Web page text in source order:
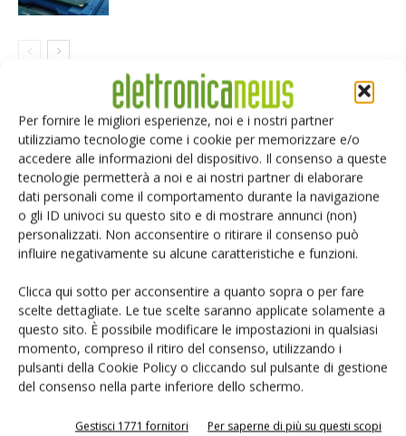
Per fornire le migliori esperienze, noi e i nostri partner
utilizziamo tecnologie come i cookie per memorizzare e/o
accedere alle informazioni del dispositivo. Il consenso a queste
tecnologie permetterà a noi e ai nostri partner di elaborare
dati personali come il comportamento durante la navigazione
o gli ID univoci su questo sito e di mostrare annunci (non)
personalizzati. Non acconsentire o ritirare il consenso può
influire negativamente su alcune caratteristiche e funzioni.
Clicca qui sotto per acconsentire a quanto sopra o per fare
scelte dettagliate. Le tue scelte saranno applicate solamente a
questo sito. È possibile modificare le impostazioni in qualsiasi
momento, compreso il ritiro del consenso, utilizzando i
pulsanti della Cookie Policy o cliccando sul pulsante di gestione
del consenso nella parte inferiore dello schermo.
Gestisci 1771 fornitori Per saperne di più su questi scopi
LASCIA UN COMMENTO